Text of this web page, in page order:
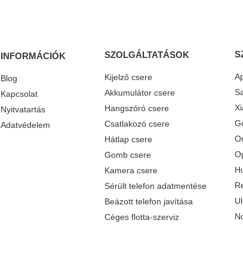
INFORMÁCIÓK
Blog
Kapcsolat
Nyitvatartás
Adatvédelem
SZOLGÁLTATÁSOK
Kijelző csere
Akkumulátor csere
Hangszóró csere
Csatlakozó csere
Hátlap csere
Gomb csere
Kamera csere
Sérült telefon adatmentése
Beázott telefon javítása
Céges flotta-szerviz